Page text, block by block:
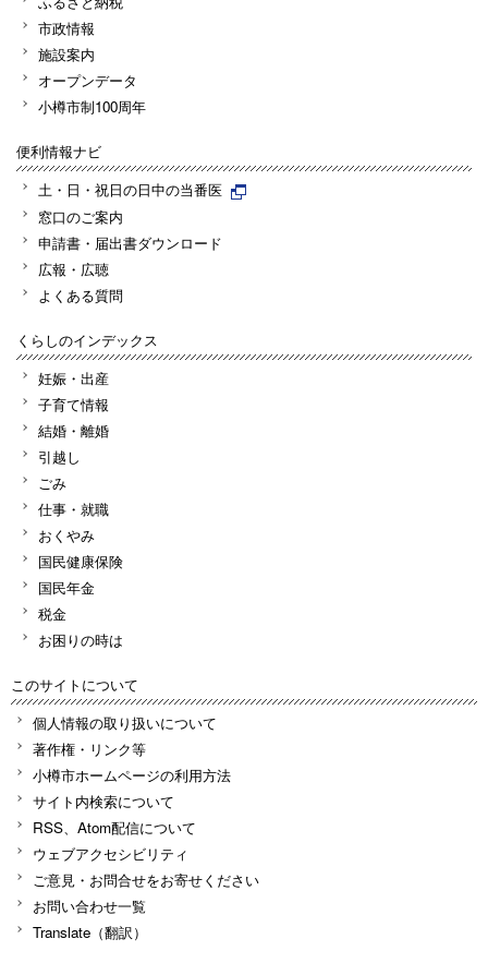
市政情報
施設案内
オープンデータ
小樽市制100周年
便利情報ナビ
土・日・祝日の日中の当番医
窓口のご案内
申請書・届出書ダウンロード
広報・広聴
よくある質問
くらしのインデックス
妊娠・出産
子育て情報
結婚・離婚
引越し
ごみ
仕事・就職
おくやみ
国民健康保険
国民年金
税金
お困りの時は
このサイトについて
個人情報の取り扱いについて
著作権・リンク等
小樽市ホームページの利用方法
サイト内検索について
RSS、Atom配信について
ウェブアクセシビリティ
ご意見・お問合せをお寄せください
お問い合わせ一覧
Translate（翻訳）